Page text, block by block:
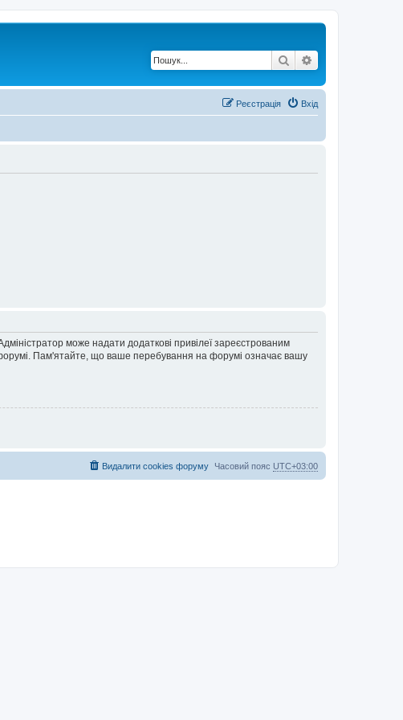
Пошук
Вхід
Реєстрація
може надати додаткові привілеї зареєстрованим
Пам'ятайте, що ваше перебування на форумі означає вашу
Часовий пояс UTC+03:00
Видалити cookies форуму